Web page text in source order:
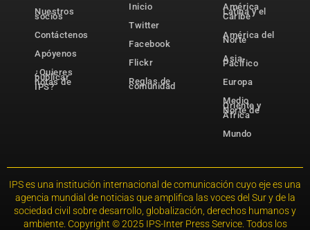
Nuestros
socios
Contáctenos
Apóyenos
¿Quieres
publicar
notas de
IPS?
Inicio
Twitter
Facebook
Flickr
Reglas de
comunidad
América
Latina y el
Caribe
América del
Norte
Asia-
Pacífico
Europa
Medio
Oriente y
Norte de
África
Mundo
IPS es una institución internacional de comunicación cuyo eje es una
agencia mundial de noticias que amplifica las voces del Sur y de la
sociedad civil sobre desarrollo, globalización, derechos humanos y
ambiente. Copyright © 2025 IPS-Inter Press Service. Todos los